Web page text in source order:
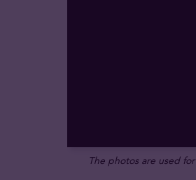
The photos are used